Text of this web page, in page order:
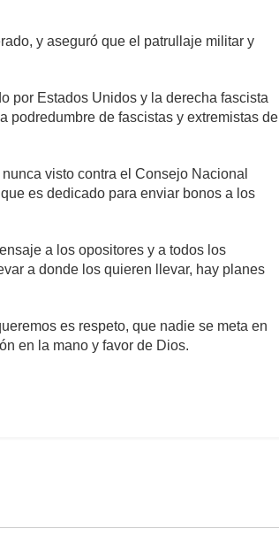
y aseguró que el patrullaje militar y
por Estados Unidos y la derecha fascista
podredumbre de fascistas y extremistas del
visto contra el Consejo Nacional
es dedicado para enviar bonos a los
a los opositores y a todos los
a donde los quieren llevar, hay planes
es respeto, que nadie se meta en
en la mano y favor de Dios.